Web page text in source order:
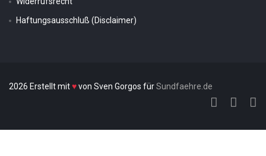
Haftungsausschluß (Disclaimer)
2026 Erstellt mit♥von Sven Gorgos fürSundfaehre.de